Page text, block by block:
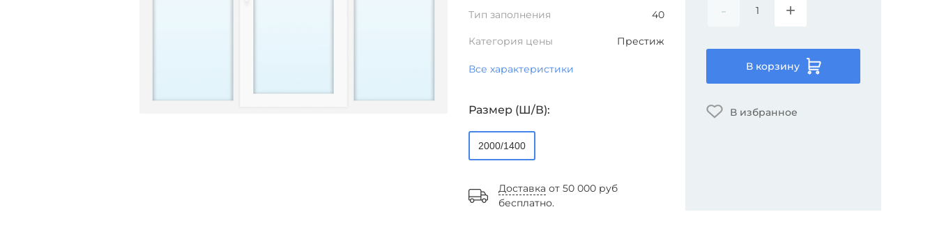
Тип заполнения 40
Категория цены Престиж
Все характеристики
Размер (Ш/В):
2000/1400
Доставка от 50 000 руб
бесплатно.
- +
В корзину
В избранное